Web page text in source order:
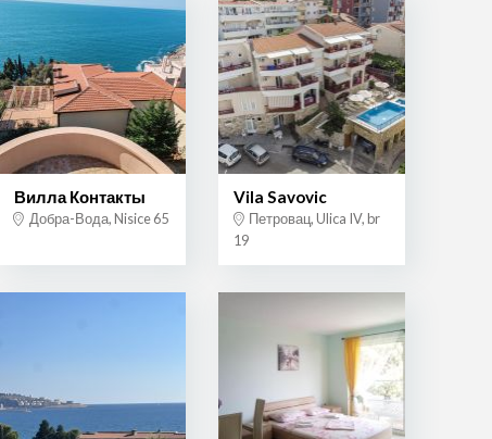
Вилла Контакты
Добра-Вода, Nisice 65
Vila Savovic
Петровац, Ulica IV, br
19